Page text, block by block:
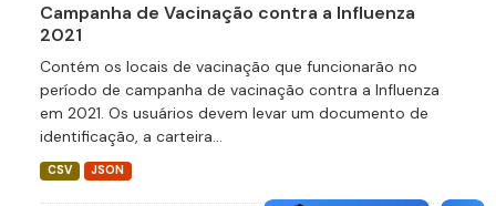
Campanha de Vacinação contra a Influenza
2021
Contém os locais de vacinação que funcionarão no
período de campanha de vacinação contra a Influenza
em 2021. Os usuários devem levar um documento de
identificação, a carteira...
CSV JSON